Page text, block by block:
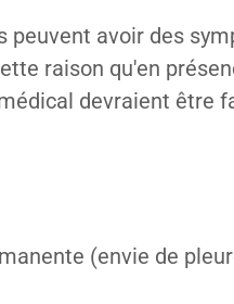
peuvent avoir des
raison qu'en
devraient être
(envie de